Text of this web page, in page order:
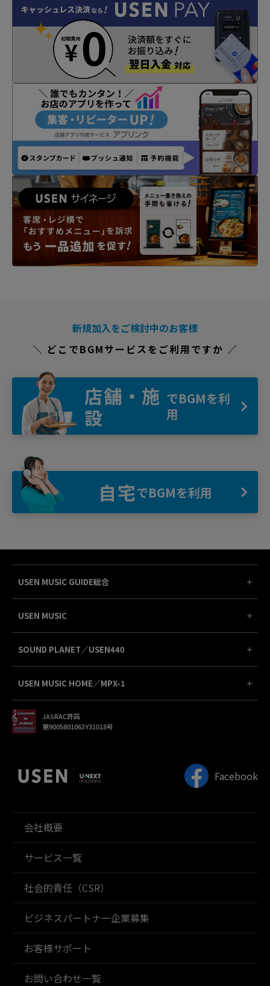
新規加入をご検討中のお客様
＼ どこでBGMサービスをご利用ですか ／
店舗・施
設
でBGMを利
用
自宅でBGMを利用
USEN MUSIC GUIDE総合
USEN MUSIC
SOUND PLANET／USEN440
USEN MUSIC HOME／MPX-1
JASRAC許諾
第9005801063Y31018号
Facebook
会社概要
サービス一覧
社会的責任（CSR）
ビジネスパートナー企業募集
お客様サポート
お問い合わせ一覧